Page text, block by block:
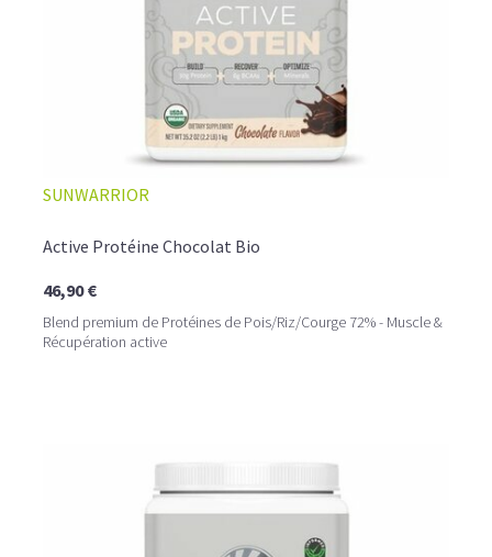
SUNWARRIOR
Active Protéine Chocolat Bio
46,90 €
Blend premium de Protéines de Pois/Riz/Courge 72% - Muscle &
Récupération active